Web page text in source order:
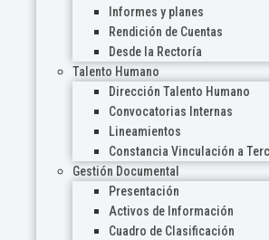
Informes y planes
Rendición de Cuentas
Desde la Rectoría
Talento Humano
Dirección Talento Humano
Convocatorias Internas
Lineamientos
Constancia Vinculación a
Gestión Documental
Presentación
Activos de Información
Cuadro de Clasificación